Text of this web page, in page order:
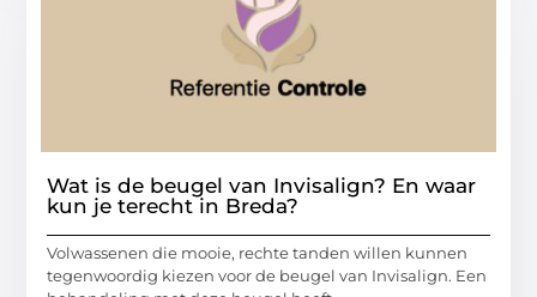
Wat is de beugel van Invisalign? En waar
kun je terecht in Breda?
Volwassenen die mooie, rechte tanden willen kunnen
tegenwoordig kiezen voor de beugel van Invisalign. Een